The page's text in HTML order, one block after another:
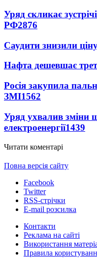
Уряд скликає
РФ2876
Саудити знизили
Нафта дешевшає
Росія закупила
ЗМІ1562
Уряд ухвалив зміни
електроенергії1439
Читати коментарі
Повна версія сайту
Facebook
Twitter
RSS-стрічки
E-mail розсилка
Контакти
Реклама на сайті
Використання
Правила